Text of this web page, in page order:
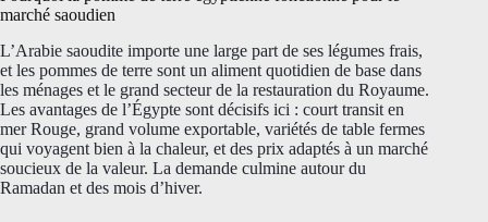
marché saoudien
L’Arabie saoudite importe une large part de ses légumes frais,
et les pommes de terre sont un aliment quotidien de base dans
les ménages et le grand secteur de la restauration du Royaume.
Les avantages de l’Égypte sont décisifs ici : court transit en
mer Rouge, grand volume exportable, variétés de table fermes
qui voyagent bien à la chaleur, et des prix adaptés à un marché
soucieux de la valeur. La demande culmine autour du
Ramadan et des mois d’hiver.